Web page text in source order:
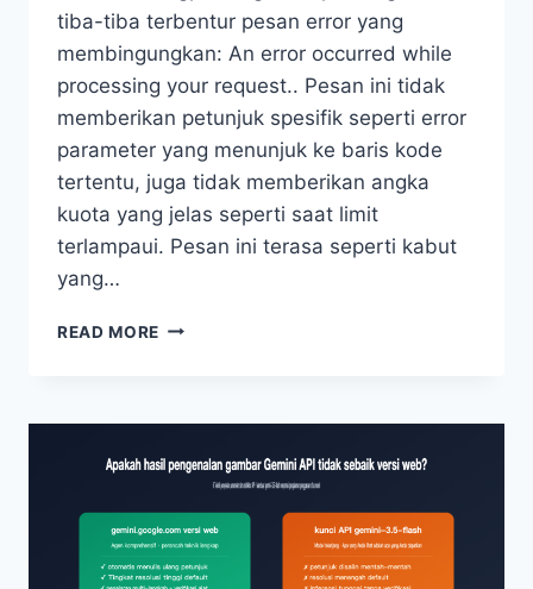
tiba-tiba terbentur pesan error yang
membingungkan: An error occurred while
processing your request.. Pesan ini tidak
memberikan petunjuk spesifik seperti error
parameter yang menunjuk ke baris kode
tertentu, juga tidak memberikan angka
kuota yang jelas seperti saat limit
terlampaui. Pesan ini terasa seperti kabut
yang…
READ MORE PEMECAHAN
AN
OCCURRED
GPT-
IMAGE-
2-